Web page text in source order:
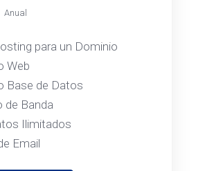
Anual
para un Dominio
Web
Base de Datos
de Banda
Ilimitados
Email